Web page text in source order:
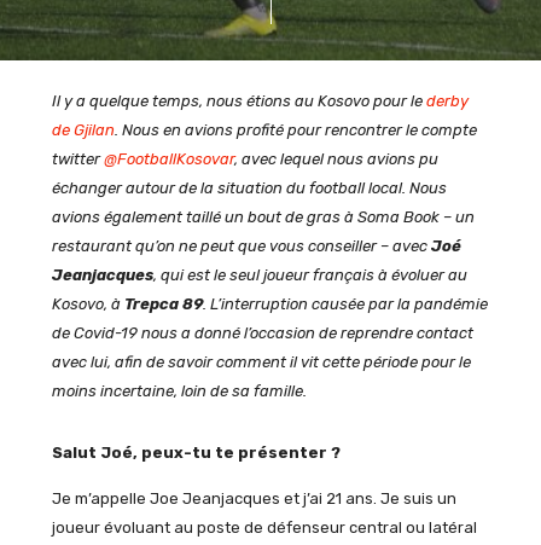
Il y a quelque temps, nous étions au Kosovo pour le derby
de Gjilan . Nous en avions profité pour rencontrer le compte
twitter@FootballKosovar, avec lequel nous avions pu
échanger autour de la situation du football local. Nous
avions également taillé un bout de gras à Soma Book – un
restaurant qu’on ne peut que vous conseiller – avec Joé
Jeanjacques, qui est le seul joueur français à évoluer au
Kosovo, à Trepca 89. L’interruption causée par la pandémie
de Covid-19 nous a donné l’occasion de reprendre contact
avec lui, afin de savoir comment il vit cette période pour le
moins incertaine, loin de sa famille.
Salut Joé, peux-tu te présenter ?
Je m’appelle Joe Jeanjacques et j’ai 21 ans. Je suis un
joueur évoluant au poste de défenseur central ou latéral